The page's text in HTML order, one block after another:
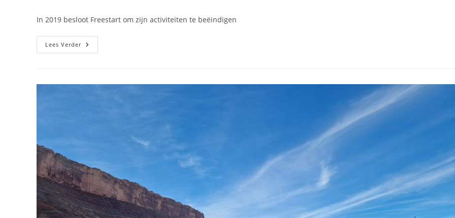
op:
In 2019 besloot Freestart om zijn activiteiten te beëindigen
Lees VerderEinde
Van